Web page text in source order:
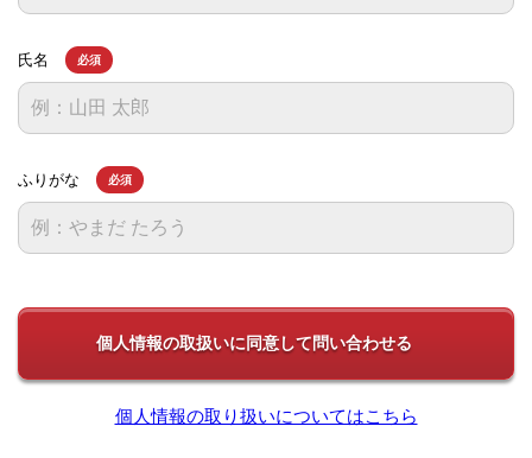
氏名 必須
ふりがな 必須
個人情報の取り扱いについてはこちら